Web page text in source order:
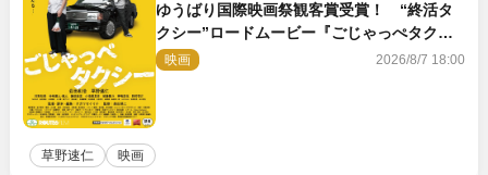
ゆうばり国際映画祭観客賞受賞！ “終活タ
クシー”ロードムービー『ごじゃっぺタクシ
ー』10月公開＆予告解禁
映画 2026/8/7 18:00
草野速仁 映画